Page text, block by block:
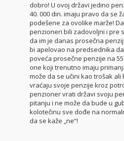
dobro! U ovoj državi jedino
40. 000 din. imaju pravo da se
podešene za ovolike marže!
penzioneri bili zadovoljni i pre
da im je danas prosečna
bi apelovao na predsednika
poveća prosečne penzije na
one koji trenutno imaju
može da se učini kao trošak
vraćaju svoje penzije kroz
penzioner vrati državi svoju
pitanju i ne može da bude u
kolotečinu sve dođe na
da se kaže „ne“!